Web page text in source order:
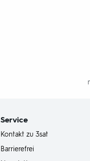
Service
Kontakt zu 3sat
Barrierefrei